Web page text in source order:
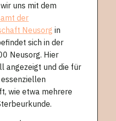
uns mit dem
der
Neusorg in
sich in der
Neusorg. Hier
angezeigt und die für
wie etwa mehrere